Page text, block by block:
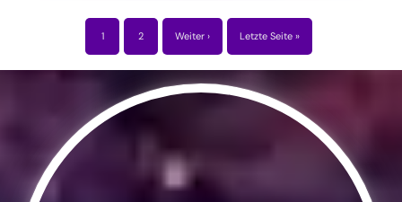
1 2 Weiter › Letzte Seite »